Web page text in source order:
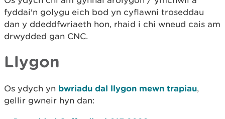
fyddai'n golygu eich bod yn cyflawni troseddau
dan y ddeddfwriaeth hon, rhaid i chi wneud cais am
drwydded gan CNC.
Llygon
Os ydych yn bwriadu dal llygon mewn trapiau,
gellir gwneir hyn dan: